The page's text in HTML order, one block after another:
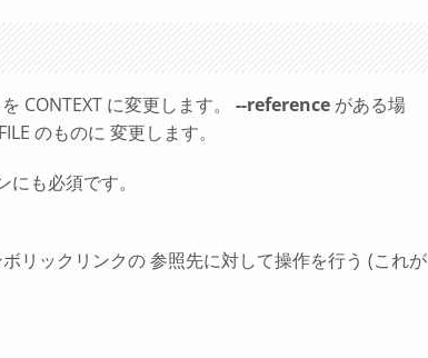
CONTEXT に変更します。 --reference がある場
のものに 変更します。
も必須です。
リックリンクの 参照先に対して操作を行う (これが